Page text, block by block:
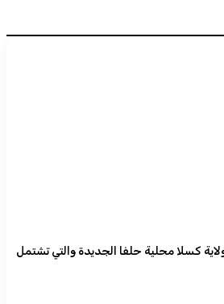
كسلا محلية حلفا الجديدة والتي تشتمل